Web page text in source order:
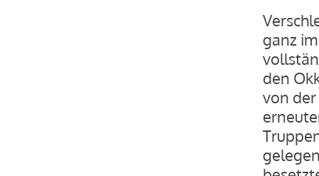
ganz
den
von